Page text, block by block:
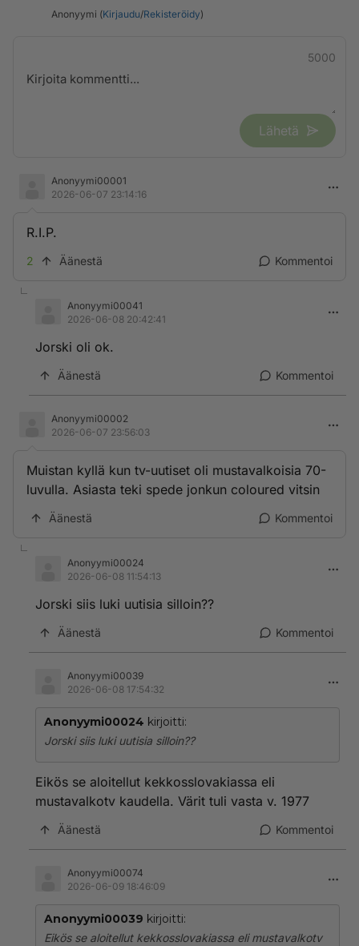
Anonyymi (Kirjaudu/Rekisteröidy)
5000
Lähetä
Anonyymi00001
2026-06-07 23:14:16
R.I.P.
2 Äänestä Kommentoi
Anonyymi00041
2026-06-08 20:42:41
Jorski oli ok.
Äänestä Kommentoi
Anonyymi00002
2026-06-07 23:56:03
Muistan kyllä kun tv-uutiset oli mustavalkoisia 70-
luvulla. Asiasta teki spede jonkun coloured vitsin
Äänestä Kommentoi
Anonyymi00024
2026-06-08 11:54:13
Jorski siis luki uutisia silloin??
Äänestä Kommentoi
Anonyymi00039
2026-06-08 17:54:32
Anonyymi00024 kirjoitti:
Jorski siis luki uutisia silloin??
Eikös se aloitellut kekkosslovakiassa eli
mustavalkotv kaudella. Värit tuli vasta v. 1977
Äänestä Kommentoi
Anonyymi00074
2026-06-09 18:46:09
Anonyymi00039 kirjoitti:
Eikös se aloitellut kekkosslovakiassa eli mustavalkotv